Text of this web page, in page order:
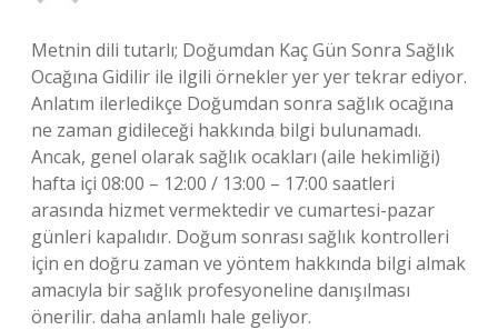
Metnin dili tutarlı; Doğumdan Kaç Gün Sonra Sağlık
Ocağına Gidilir ile ilgili örnekler yer yer tekrar ediyor.
Anlatım ilerledikçe Doğumdan sonra sağlık ocağına
ne zaman gidileceği hakkında bilgi bulunamadı.
Ancak, genel olarak sağlık ocakları (aile hekimliği)
hafta içi 08:00 – 12:00 / 13:00 – 17:00 saatleri
arasında hizmet vermektedir ve cumartesi-pazar
günleri kapalıdır. Doğum sonrası sağlık kontrolleri
için en doğru zaman ve yöntem hakkında bilgi almak
amacıyla bir sağlık profesyoneline danışılması
önerilir. daha anlamlı hale geliyor.